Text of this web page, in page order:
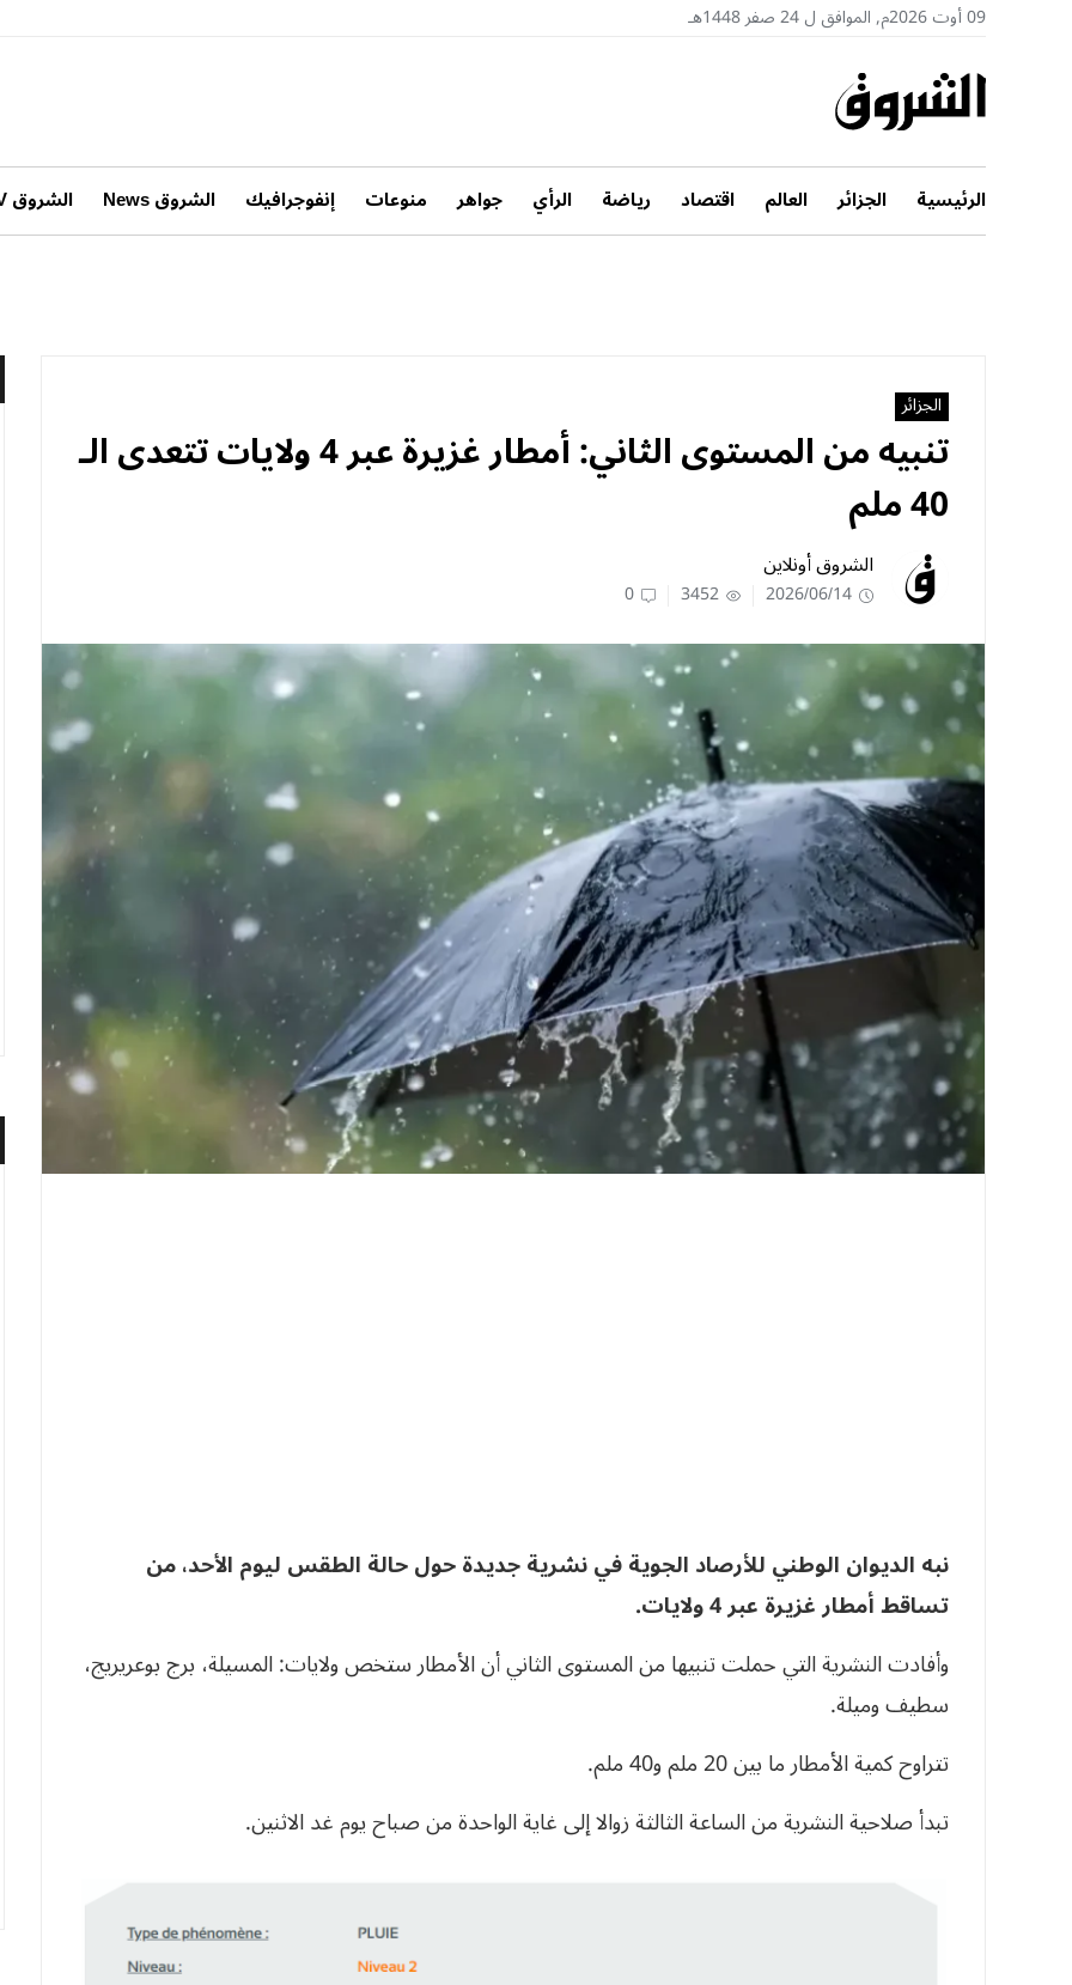
09 أوت 2026م, الموافق ل 24 صفر 1448هـ
الرئيسية الجزائر العالم اقتصاد رياضة الرأي جواهر منوعات إنفوجرافيك الشروق News الشروق TV
الجزائر
تنبيه من المستوى الثاني: أمطار غزيرة عبر 4 ولايات تتعدى الـ
40 ملم
الشروق أونلاين
2026/06/14
3452
0
نبه الديوان الوطني للأرصاد الجوية في نشرية جديدة حول حالة الطقس ليوم الأحد، من
تساقط أمطار غزيرة عبر 4 ولايات.
وأفادت النشرية التي حملت تنبيها من المستوى الثاني أن الأمطار ستخص ولايات: المسيلة، برج بوعريريج،
سطيف وميلة.
تتراوح كمية الأمطار ما بين 20 ملم و40 ملم.
تبدأ صلاحية النشرية من الساعة الثالثة زوالا إلى غاية الواحدة من صباح يوم غد الاثنين.